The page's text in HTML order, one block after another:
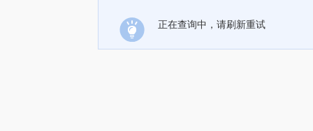
正在查询中，请刷新重试